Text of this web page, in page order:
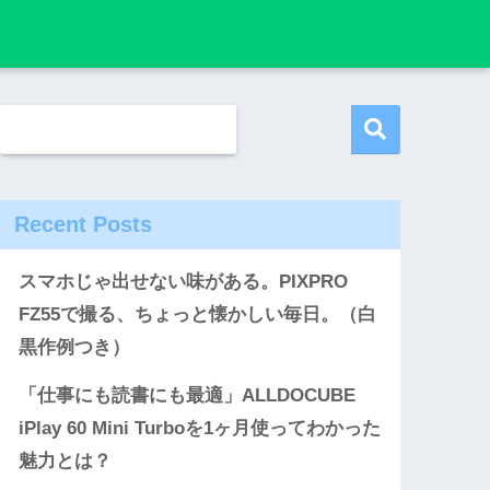
Recent Posts
スマホじゃ出せない味がある。PIXPRO
FZ55で撮る、ちょっと懐かしい毎日。（白
黒作例つき）
「仕事にも読書にも最適」ALLDOCUBE
iPlay 60 Mini Turboを1ヶ月使ってわかった
魅力とは？